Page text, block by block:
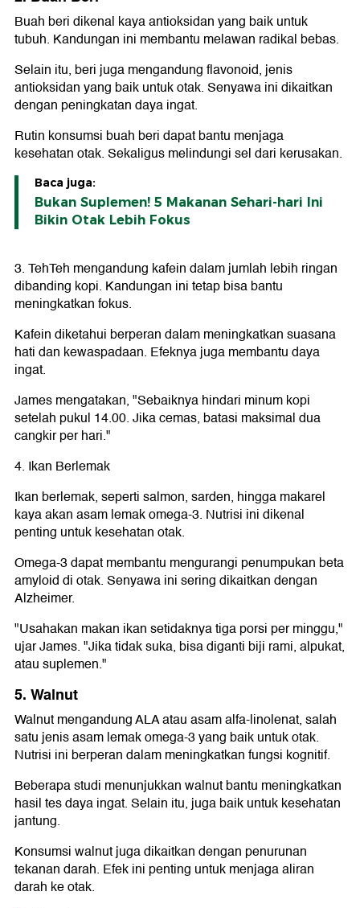
Buah beri dikenal kaya antioksidan yang baik untuk
tubuh. Kandungan ini membantu melawan radikal bebas.
Selain itu, beri juga mengandung flavonoid, jenis
antioksidan yang baik untuk otak. Senyawa ini dikaitkan
dengan peningkatan daya ingat.
Rutin konsumsi buah beri dapat bantu menjaga
kesehatan otak. Sekaligus melindungi sel dari kerusakan.
Baca juga:
Bukan Suplemen! 5 Makanan Sehari-hari Ini
Bikin Otak Lebih Fokus
3. TehTeh mengandung kafein dalam jumlah lebih ringan
dibanding kopi. Kandungan ini tetap bisa bantu
meningkatkan fokus.
Kafein diketahui berperan dalam meningkatkan suasana
hati dan kewaspadaan. Efeknya juga membantu daya
ingat.
James mengatakan, "Sebaiknya hindari minum kopi
setelah pukul 14.00. Jika cemas, batasi maksimal dua
cangkir per hari."
4. Ikan Berlemak
Ikan berlemak, seperti salmon, sarden, hingga makarel
kaya akan asam lemak omega-3. Nutrisi ini dikenal
penting untuk kesehatan otak.
Omega-3 dapat membantu mengurangi penumpukan beta
amyloid di otak. Senyawa ini sering dikaitkan dengan
Alzheimer.
"Usahakan makan ikan setidaknya tiga porsi per minggu,"
ujar James. "Jika tidak suka, bisa diganti biji rami, alpukat,
atau suplemen."
5. Walnut
Walnut mengandung ALA atau asam alfa-linolenat, salah
satu jenis asam lemak omega-3 yang baik untuk otak.
Nutrisi ini berperan dalam meningkatkan fungsi kognitif.
Beberapa studi menunjukkan walnut bantu meningkatkan
hasil tes daya ingat. Selain itu, juga baik untuk kesehatan
jantung.
Konsumsi walnut juga dikaitkan dengan penurunan
tekanan darah. Efek ini penting untuk menjaga aliran
darah ke otak.